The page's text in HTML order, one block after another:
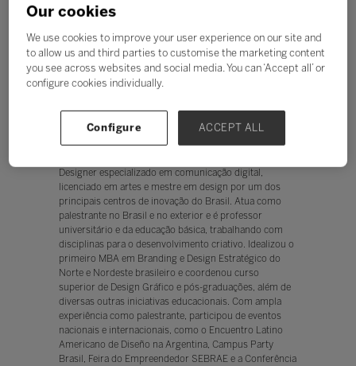
Designer especializado em comunicação digital,
licenciado em artes e mestre em design por um dos
principais centros de inovação do Brasil. Atua como
palestrante no Brasil e no exterior e é professor
universitário e da educação básica, trabalhando com
disciplinas para o desenvolvimento criativo. Idealizou o
primeiro MBA em Branding e Design Estratégico do
Norte e Nordeste brasileiro e coordenou curso
superior de Design Gráfico e pós-graduações, além de
diversas outras iniciativas educacionais. Com ampla
experiência como palestrante, participou de eventos
nacionais e internacionais, como o Encuentro Latino
Americano de Diseño na Argentina, Campus Party
Brasil, Feira do Empreendedor SEBRAE e a Conferência
Our cookies
We use cookies to improve your user experience on our site and
to allow us and third parties to customise the marketing content
you see across websites and social media. You can ‘Accept all’ or
configure cookies individually.
Configure ACCEPT ALL